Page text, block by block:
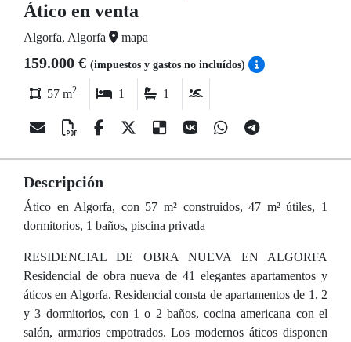
Ático en venta
Algorfa, Algorfa mapa
159.000 € (impuestos y gastos no incluídos)
57 m2 1 1
Descripción
Ático en Algorfa, con 57 m² construidos, 47 m² útiles, 1
dormitorios, 1 baños, piscina privada
RESIDENCIAL DE OBRA NUEVA EN ALGORFA
Residencial de obra nueva de 41 elegantes apartamentos y
áticos en Algorfa. Residencial consta de apartamentos de 1, 2
y 3 dormitorios, con 1 o 2 baños, cocina americana con el
salón, armarios empotrados. Los modernos áticos disponen